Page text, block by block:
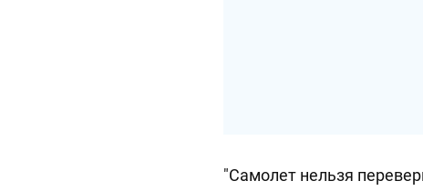
"Самолет нельзя